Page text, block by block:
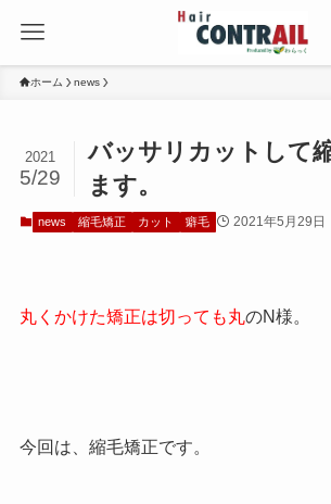
ホーム news
バッサリカットして
ます。
2021
5/29
news 縮毛矯正 カット 癖毛 2021年5月29日
丸くかけた矯正は切っても丸のN様。
今回は、縮毛矯正です。